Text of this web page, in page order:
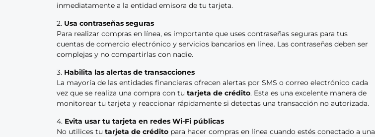
inmediatamente a la entidad emisora de tu tarjeta.
2. Usa contraseñas seguras
Para realizar compras en línea, es importante que uses contraseñas seguras para tus
cuentas de comercio electrónico y servicios bancarios en línea. Las contraseñas deben ser
complejas y no compartirlas con nadie.
3. Habilita las alertas de transacciones
La mayoría de las entidades financieras ofrecen alertas por SMS o correo electrónico cada
vez que se realiza una compra con tu tarjeta de crédito. Esta es una excelente manera de
monitorear tu tarjeta y reaccionar rápidamente si detectas una transacción no autorizada.
4. Evita usar tu tarjeta en redes Wi-Fi públicas
No utilices tu tarjeta de crédito para hacer compras en línea cuando estés conectado a una